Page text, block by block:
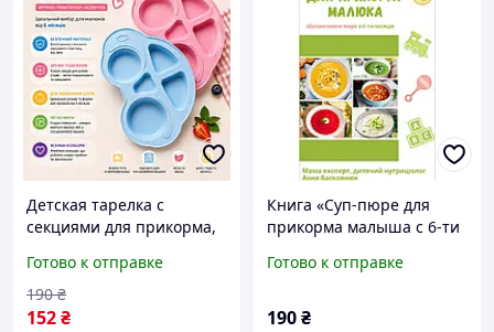
Детская тарелка с
секциями для прикорма,
Free, тарелка для детей
от 6 месяцев BDP-25001
Готово к отправке
152₴
190 ₴
Книга «Суп-пюре для
прикорма малыша с 6-ти
Готово к отправке
190₴